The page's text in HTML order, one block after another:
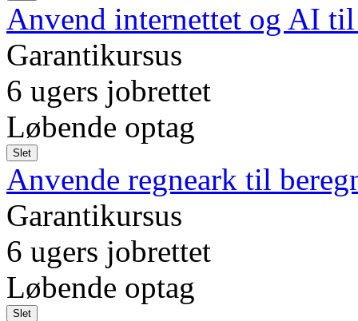
Anvend internettet og AI
Garantikursus
6 ugers jobrettet
Løbende optag
Slet
Anvende regneark til
Garantikursus
6 ugers jobrettet
Løbende optag
Slet